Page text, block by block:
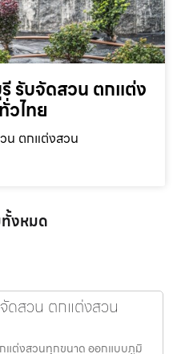
รับจัดสวน ตกแต่ง
ไทย
น ตกแต่งสวน
งหมด
ดสวน ตกแต่งสวน
แต่งสวนทุกขนาด ออกแบบภูมิ